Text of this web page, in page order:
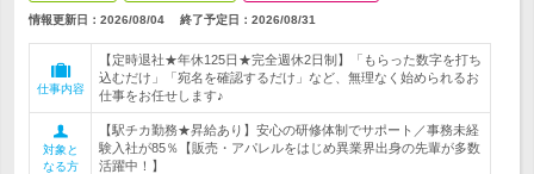
情報更新日：2026/08/04 終了予定日： 2026/08/31
仕事内容
【定時退社★年休125日★完全週休2日制】「もらった数字を打ち
込むだけ」「宛名を確認するだけ」など、無理なく始められるお
仕事をお任せします♪
対象と
なる方
【駅チカ勤務★昇給あり】安心の研修体制でサポート／事務未経
験入社が85％【販売・アパレルをはじめ異業界出身の先輩が多数
活躍中！】